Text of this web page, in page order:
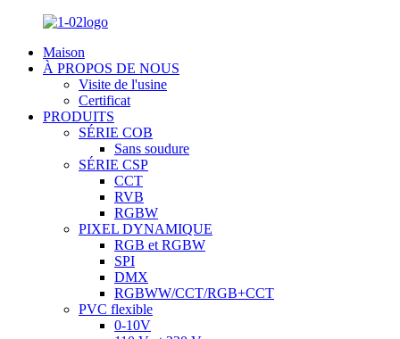
Maison
À PROPOS DE NOUS
Visite de l'usine
Certificat
PRODUITS
SÉRIE COB
Sans soudure
SÉRIE CSP
CCT
RVB
RGBW
PIXEL DYNAMIQUE
RGB et RGBW
SPI
DMX
RGBWW/CCT/RGB+CCT
PVC flexible
0-10V